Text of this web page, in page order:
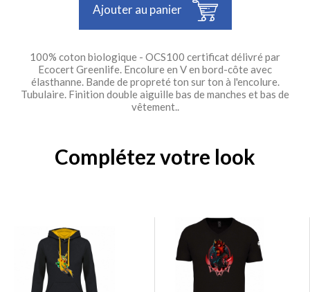
Ajouter au panier
100% coton biologique - OCS100 certificat délivré par
Ecocert Greenlife. Encolure en V en bord-côte avec
élasthanne. Bande de propreté ton sur ton à l'encolure.
Tubulaire. Finition double aiguille bas de manches et bas de
vêtement..
Complétez votre look